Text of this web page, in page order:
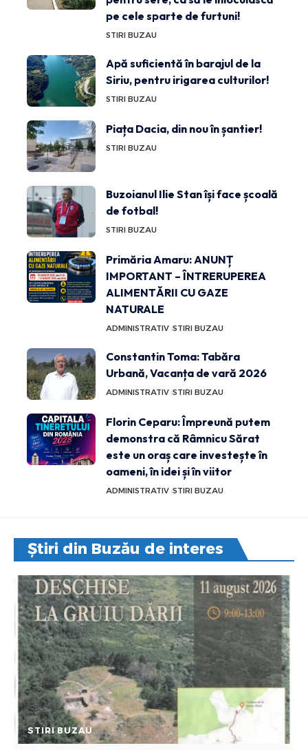
pe cele sparte de furtuni!
STIRI BUZAU
Apă suficientă în barajul de la
Siriu, pentru irigarea culturilor!
STIRI BUZAU
Piața Dacia, din nou în șantier!
STIRI BUZAU
Buzoianul Ilie Stan își face școală
de fotbal!
STIRI BUZAU
Primăria Amaru: ANUNȚ
IMPORTANT – ÎNTRERUPEREA
ALIMENTĂRII CU GAZE
NATURALE
ADMINISTRATIV STIRI BUZAU
Constantin Toma: Tabăra
Urbană, Vacanța de vară 2026
ADMINISTRATIV STIRI BUZAU
Florin Ceparu: Împreună putem
demonstra că Râmnicu Sărat
este un oraș care investește în
oameni, în idei și în viitor
ADMINISTRATIV STIRI BUZAU
Știri din Buzău de interes
STIRI BUZAU